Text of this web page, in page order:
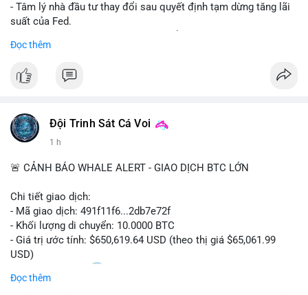
- Tâm lý nhà đầu tư thay đổi sau quyết định tạm dừng tăng lãi
suất của Fed.
theo.
#bitcoin #btc #cryptonews
#vlikevn #titanbot
📰 Nguồn: Cointelegraph
Đọc thêm
Đội Trinh Sát Cá Voi
1 h
🚨 CẢNH BÁO WHALE ALERT - GIAO DỊCH BTC LỚN
Chi tiết giao dịch:
- Mã giao dịch: 491f11f6...2db7e72f
- Khối lượng di chuyển: 10.0000 BTC
- Giá trị ước tính: $650,619.64 USD (theo thị giá $65,061.99
USD)
- Thời gian: 11:20
Đọc thêm